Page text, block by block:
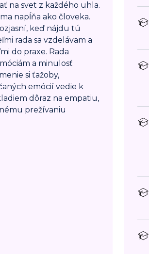
na svet z každého uhla.
napĺňa ako človeka.
keď nájdu tú
rada sa vzdelávam a
do praxe. Rada
a minulosť
si ťažoby,
emócií vedie k
dôraz na empatiu,
prežívaniu